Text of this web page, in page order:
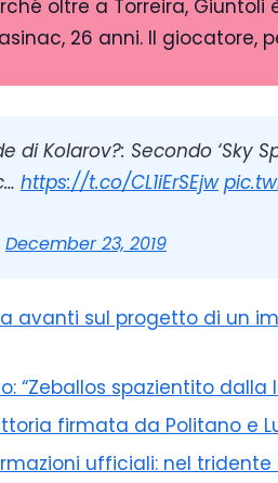
oltre a Torreira,
26 anni. Il giocatore,
di Kolarov?: Secondo ‘Sky
https://t.co/CL1iErSEjw
December 23, 2019
avanti sul progetto di un
“Zeballos spazientito
firmata da Politano e
ufficiali: nel